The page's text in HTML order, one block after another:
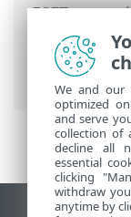
ESET-ova
On-Prem
>
računala
We and our
optimized
and serve
collection of
decline all
essential
clicking
withdraw
anytime by